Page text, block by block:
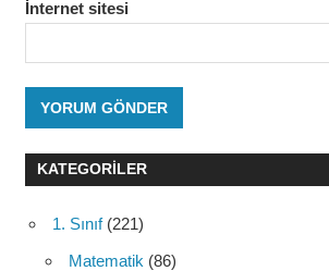
İnternet sitesi
KATEGORILER
1. Sınıf(221)
Matematik (86)